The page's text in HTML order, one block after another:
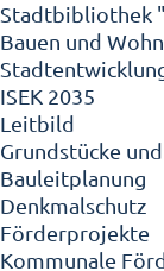
Stadtbibliothek
Bauen und
ISEK 2035
Leitbild
Grundstücke
Bauleitplanung
Denkmalschutz
Förderprojekte
Kommunale